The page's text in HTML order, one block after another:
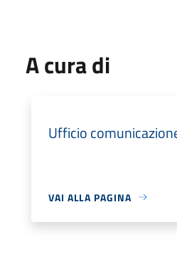
A cura di
Ufficio
VAI ALLA PAGINA